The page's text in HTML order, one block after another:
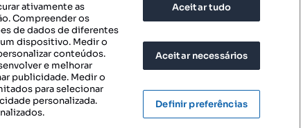
DE PRIVACIDADE
ativamente as
Compreender os
de dados de diferentes
dispositivo. Medir o
conteúdos.
e melhorar
publicidade. Medir o
para selecionar
personalizada.
Aceitar tudo
Aceitar necessários
Definir preferências